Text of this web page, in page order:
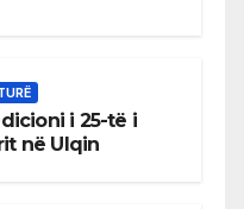
i 25-të i
në Ulqin